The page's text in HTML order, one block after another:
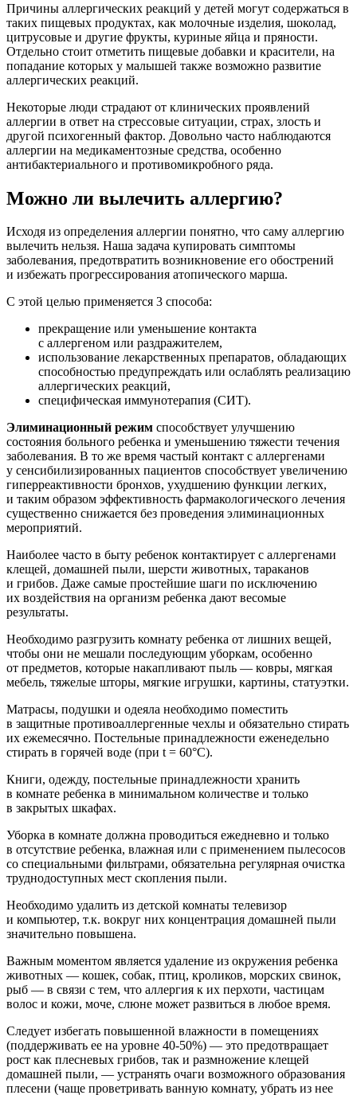
Причины аллергических реакций у детей могут содержаться в
таких пищевых продуктах, как молочные изделия, шоколад,
цитрусовые и другие фрукты, куриные яйца и пряности.
Отдельно стоит отметить пищевые добавки и красители, на
попадание которых у малышей также возможно развитие
аллергических реакций.
Некоторые люди страдают от клинических проявлений
аллергии в ответ на стрессовые ситуации, страх, злость и
другой психогенный фактор. Довольно часто наблюдаются
аллергии на медикаментозные средства, особенно
антибактериального и противомикробного ряда.
Можно ли вылечить аллергию?
Исходя из определения аллергии понятно, что саму аллергию
вылечить нельзя. Наша задача купировать симптомы
заболевания, предотвратить возникновение его обострений
и избежать прогрессирования атопического марша.
С этой целью применяется 3 способа:
прекращение или уменьшение контакта
с аллергеном или раздражителем,
использование лекарственных препаратов, обладающих
способностью предупреждать или ослаблять реализацию
аллергических реакций,
специфическая иммунотерапия (СИТ).
Элиминационный режим способствует улучшению
состояния больного ребенка и уменьшению тяжести течения
заболевания. В то же время частый контакт с аллергенами
у сенсибилизированных пациентов способствует увеличению
гиперреактивности бронхов, ухудшению функции легких,
и таким образом эффективность фармакологического лечения
существенно снижается без проведения элиминационных
мероприятий.
Наиболее часто в быту ребенок контактирует с аллергенами
клещей, домашней пыли, шерсти животных, тараканов
и грибов. Даже самые простейшие шаги по исключению
их воздействия на организм ребенка дают весомые
результаты.
Необходимо разгрузить комнату ребенка от лишних вещей,
чтобы они не мешали последующим уборкам, особенно
от предметов, которые накапливают пыль — ковры, мягкая
мебель, тяжелые шторы, мягкие игрушки, картины, статуэтки.
Матрасы, подушки и одеяла необходимо поместить
в защитные противоаллергенные чехлы и обязательно стирать
их ежемесячно. Постельные принадлежности еженедельно
стирать в горячей воде (при t = 60°С).
Книги, одежду, постельные принадлежности хранить
в комнате ребенка в минимальном количестве и только
в закрытых шкафах.
Уборка в комнате должна проводиться ежедневно и только
в отсутствие ребенка, влажная или с применением пылесосов
со специальными фильтрами, обязательна регулярная очистка
труднодоступных мест скопления пыли.
Необходимо удалить из детской комнаты телевизор
и компьютер, т.к. вокруг них концентрация домашней пыли
значительно повышена.
Важным моментом является удаление из окружения ребенка
животных — кошек, собак, птиц, кроликов, морских свинок,
рыб — в связи с тем, что аллергия к их перхоти, частицам
волос и кожи, моче, слюне может развиться в любое время.
Следует избегать повышенной влажности в помещениях
(поддерживать ее на уровне 40-50%) — это предотвращает
рост как плесневых грибов, так и размножение клещей
домашней пыли, — устранять очаги возможного образования
плесени (чаще проветривать ванную комнату, убрать из нее